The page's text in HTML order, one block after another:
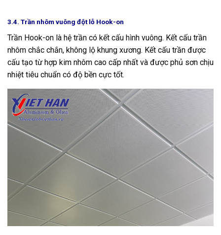
3.4. Trần nhôm vuông đột lỗ Hook-on
Trần Hook-on là hệ trần có kết cấu hình vuông. Kết cấu trần
nhôm chắc chắn, không lộ khung xương. Kết cấu trần được
cấu tạo từ hợp kim nhôm cao cấp nhất và được phủ sơn chịu
nhiệt tiêu chuẩn có độ bền cực tốt.